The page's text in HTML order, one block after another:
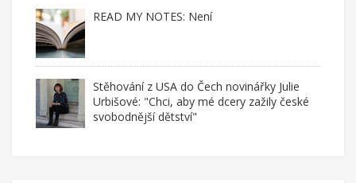
READ MY NOTES: Není
Stěhování z USA do Čech novinářky Julie
Urbišové: "Chci, aby mé dcery zažily české
svobodnější dětství"